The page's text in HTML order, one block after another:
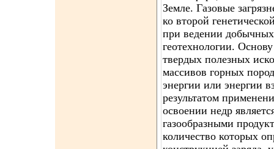
Земле. Газовые
ко второй
при ведении
геотехнологии.
твердых полезных
массивов горных
энергии или энергии
результатом
освоении недр
газообразными
количество которых